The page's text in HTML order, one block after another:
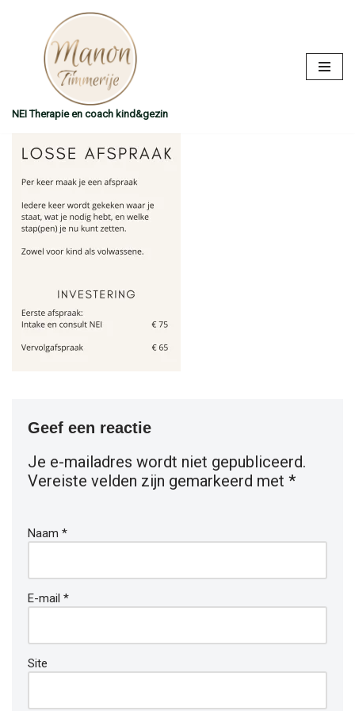
NEI Therapie en coach kind&gezin
Geef een reactie
Je e-mailadres wordt niet gepubliceerd.
Vereiste velden zijn gemarkeerd met *
Naam *
E-mail *
Site